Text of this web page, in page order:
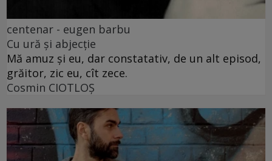
centenar - eugen barbu
Cu ură și abjecție
Mă amuz și eu, dar constatativ, de un alt episod,
grăitor, zic eu, cît zece.
Cosmin CIOTLOŞ